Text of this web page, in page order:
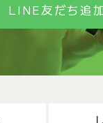
LINE友だち追